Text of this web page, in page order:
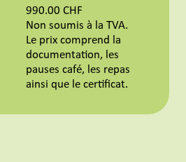
990.00 CHF
Non soumis à la TVA.
Le prix comprend la
documentation, les
pauses café, les repas
ainsi que le certificat.